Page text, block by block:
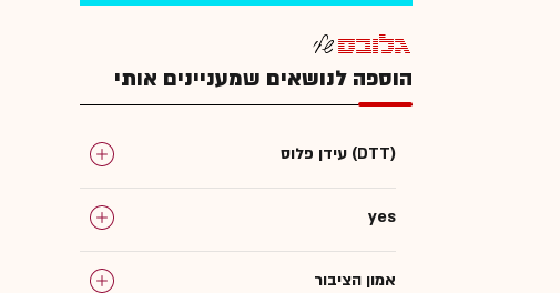
הוספה לנושאים שמעניינים אותי
עידן פלוס (DTT)
yes
אמון הציבור